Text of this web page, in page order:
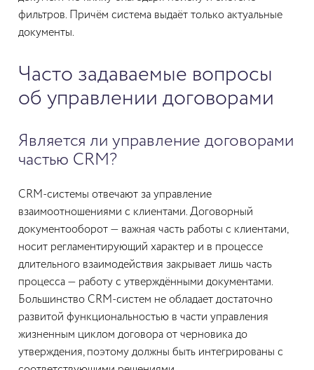
фильтров. Причём система выдаёт только актуальные
документы.
Часто задаваемые вопросы
об управлении договорами
Является ли управление договорами
частью CRM?
CRM-системы отвечают за управление
взаимоотношениями с клиентами. Договорный
документооборот — важная часть работы с клиентами,
носит регламентирующий характер и в процессе
длительного взаимодействия закрывает лишь часть
процесса — работу с утверждёнными документами.
Большинство CRM-систем не обладает достаточно
развитой функциональностью в части управления
жизненным циклом договора от черновика до
утверждения, поэтому должны быть интегрированы с